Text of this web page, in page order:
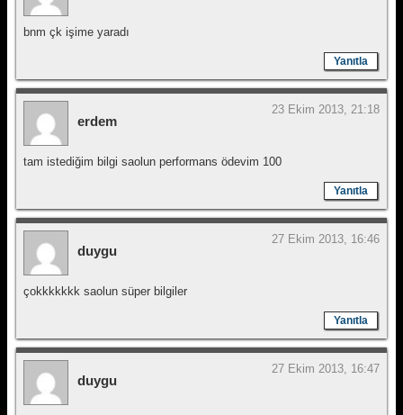
bnm çk işime yaradı
Yanıtla
erdem
23 Ekim 2013, 21:18
tam istediğim bilgi saolun performans ödevim 100
Yanıtla
duygu
27 Ekim 2013, 16:46
çokkkkkkk saolun süper bilgiler
Yanıtla
duygu
27 Ekim 2013, 16:47